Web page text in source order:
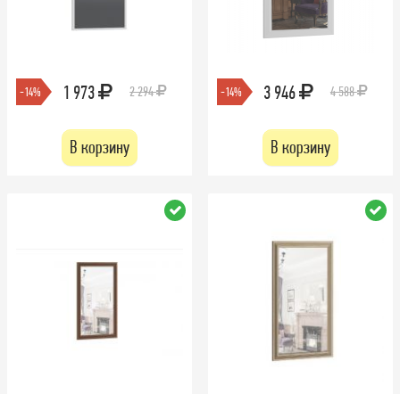
-14% 1 973 2 294
В корзину
-14% 3 946 4 588
В корзину